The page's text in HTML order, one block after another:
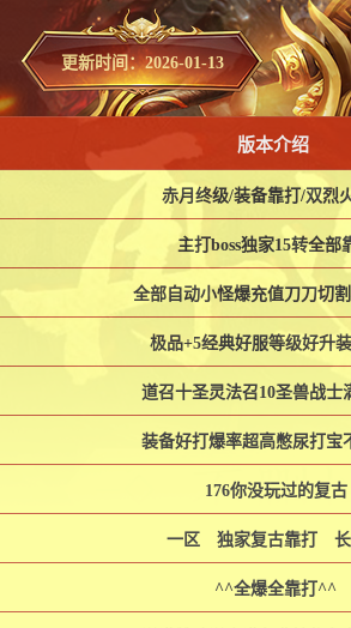
更新时间：2026-01-13
版本介绍
赤月终级/装备靠打/双烈
主打boss独家15转全部
全部自动小怪爆充值刀刀切
极品+5经典好服等级好升
道召十圣灵法召10圣兽战士
装备好打爆率超高憋尿打宝
176你没玩过的复古
一区 独家复古靠打
^^全爆全靠打^^